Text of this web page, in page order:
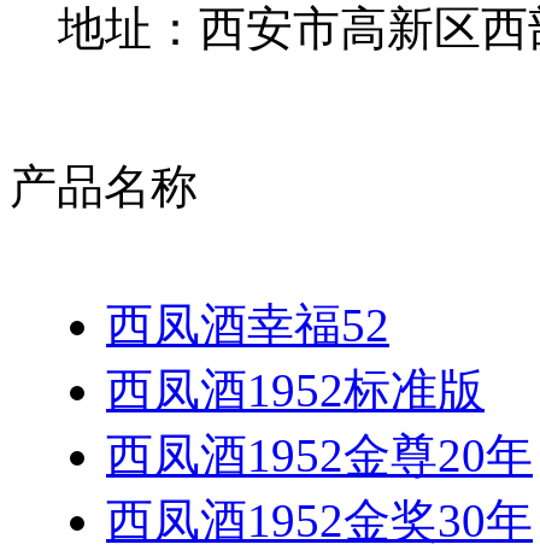
地址：西安市高新区西
产品名称
西凤酒幸福52
西凤酒1952标准版
西凤酒1952金尊20年
西凤酒1952金奖30年